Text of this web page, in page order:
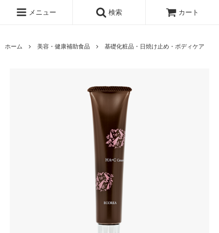
メニュー 検索 カート
ホーム 美容・健康補助食品 基礎化粧品・日焼け止め・ボディケア